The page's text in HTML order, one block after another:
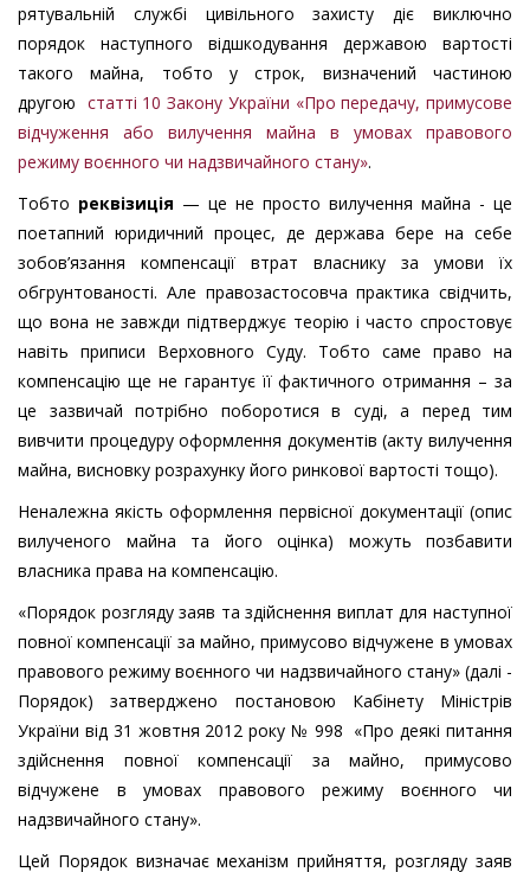
рятувальній службі цивільного захисту діє виключно
порядок наступного відшкодування державою вартості
такого майна, тобто у строк, визначений частиною
другою статті 10 Закону України «Про передачу, примусове
відчуження або вилучення майна в умовах правового
режиму воєнного чи надзвичайного стану».
Тобто реквізиція — це не просто вилучення майна - це
поетапний юридичний процес, де держава бере на себе
зобов’язання компенсації втрат власнику за умови їх
обгрунтованості. Але правозастосовча практика свідчить,
що вона не завжди підтверджує теорію і часто спростовує
навіть приписи Верховного Суду. Тобто саме право на
компенсацію ще не гарантує її фактичного отримання – за
це зазвичай потрібно поборотися в суді, а перед тим
вивчити процедуру оформлення документів (акту вилучення
майна, висновку розрахунку його ринкової вартості тощо).
Неналежна якість оформлення первісної документації (опис
вилученого майна та його оцінка) можуть позбавити
власника права на компенсацію.
«Порядок розгляду заяв та здійснення виплат для наступної
повної компенсації за майно, примусово відчужене в умовах
правового режиму воєнного чи надзвичайного стану» (далі -
Порядок) затверджено постановою Кабінету Міністрів
України від 31 жовтня 2012 року № 998 «Про деякі питання
здійснення повної компенсації за майно, примусово
відчужене в умовах правового режиму воєнного чи
надзвичайного стану».
Цей Порядок визначає механізм прийняття, розгляду заяв